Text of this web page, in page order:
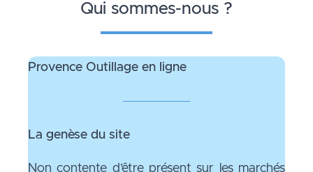
qui sommes-nous ?
Provence Outillage en ligne
La genèse du site
Non contente d’être présent sur les marchés